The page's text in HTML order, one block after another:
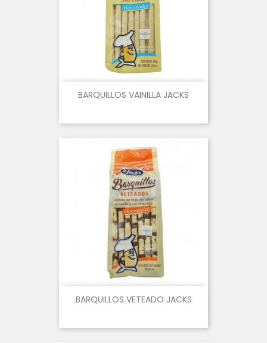
BARQUILLOS VAINILLA JACKS
BARQUILLOS VETEADO JACKS